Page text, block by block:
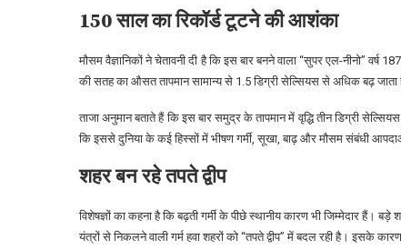
150 साल का रिकॉर्ड टूटने की आशंका
मौसम वैज्ञानिकों ने चेतावनी दी है कि इस बार बनने वाला “सुपर एल-नीनो”
की सतह का औसत तापमान सामान्य से 1.5 डिग्री सेल्सियस से अधिक बढ़ जाता
ताजा अनुमान बताते हैं कि इस बार समुद्र के तापमान में वृद्धि तीन डिग्री
कि इससे दुनिया के कई हिस्सों में भीषण गर्मी, सूखा, बाढ़ और मौसम संबंधी
शहर बन रहे तपते द्वीप
विशेषज्ञों का कहना है कि बढ़ती गर्मी के पीछे स्थानीय कारण भी जिम्मेदार
यंत्रों से निकलने वाली गर्म हवा शहरों को “तपते द्वीप” में बदल रही है। इसके